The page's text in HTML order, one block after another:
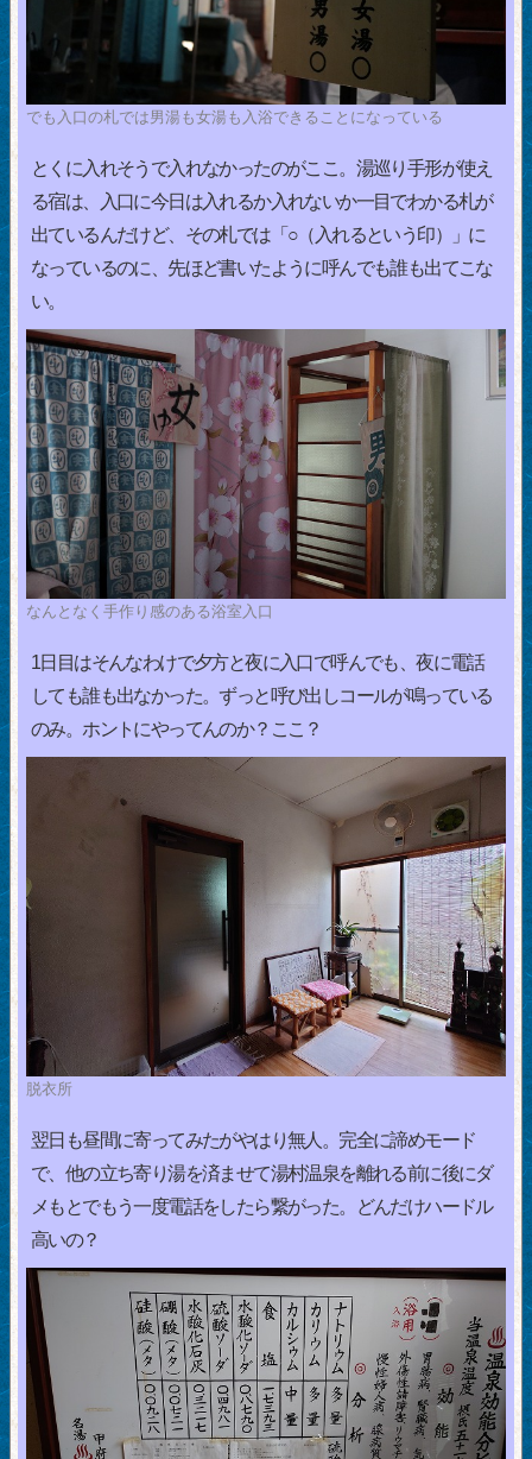
でも入口の札では男湯も女湯も入浴できることになっている
とくに入れそうで入れなかったのがここ。湯巡り手形が使え
る宿は、入口に今日は入れるか入れないか一目でわかる札が
出ているんだけど、その札では「○（入れるという印）」に
なっているのに、先ほど書いたように呼んでも誰も出てこな
い。
なんとなく手作り感のある浴室入口
1日目はそんなわけで夕方と夜に入口で呼んでも、夜に電話
しても誰も出なかった。ずっと呼び出しコールが鳴っている
のみ。ホントにやってんのか？ここ？
脱衣所
翌日も昼間に寄ってみたがやはり無人。完全に諦めモード
で、他の立ち寄り湯を済ませて湯村温泉を離れる前に後にダ
メもとでもう一度電話をしたら繋がった。どんだけハードル
高いの？